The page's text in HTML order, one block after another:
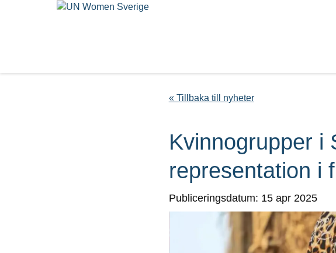
« Tillbaka till nyheter
Kvinnogrupper i
representation i
Publiceringsdatum: 15 apr 2025